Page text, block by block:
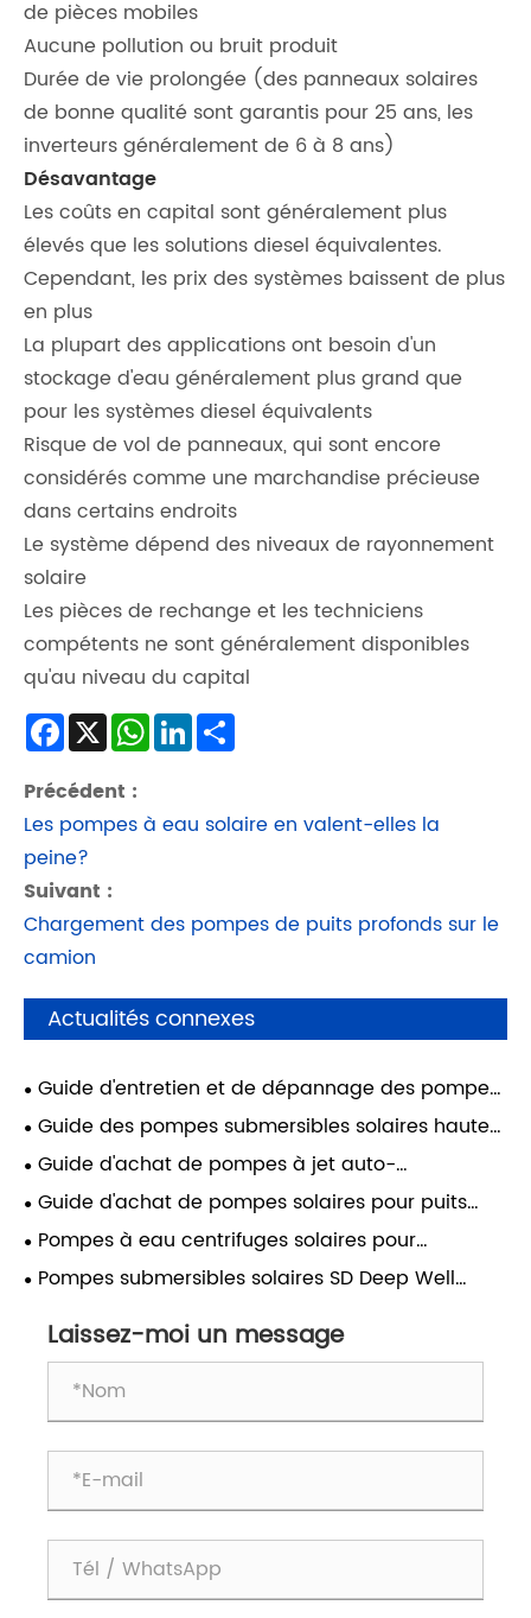
de pièces mobiles
Aucune pollution ou bruit produit
Durée de vie prolongée (des panneaux solaires
de bonne qualité sont garantis pour 25 ans, les
inverteurs généralement de 6 à 8 ans)
Désavantage
Les coûts en capital sont généralement plus
élevés que les solutions diesel équivalentes.
Cependant, les prix des systèmes baissent de plus
en plus
La plupart des applications ont besoin d'un
stockage d'eau généralement plus grand que
pour les systèmes diesel équivalents
Risque de vol de panneaux, qui sont encore
considérés comme une marchandise précieuse
dans certains endroits
Le système dépend des niveaux de rayonnement
solaire
Les pièces de rechange et les techniciens
compétents ne sont généralement disponibles
qu'au niveau du capital
Facebook
X WhatsApp
LinkedIn
Précédent :
Les pompes à eau solaire en valent-elles la
peine?
Suivant :
Chargement des pompes de puits profonds sur le
camion
Actualités connexes
Guide d'entretien et de dépannage des pompes
solaires
Guide des pompes submersibles solaires haute
puissance de 6 pouces : série 6SP à double
entraînement AC/DC
Guide d'achat de pompes à jet auto-
amorçantes solaires AC/DC — La solution parfaite
d'approvisionnement en eau hors réseau
Guide d'achat de pompes solaires pour puits
profonds de 3 pouces - Le meilleur choix pour les
puits de petit diamètre
Pompes à eau centrifuges solaires pour
l’irrigation agricole
Pompes submersibles solaires SD Deep Well
Laissez-moi un message